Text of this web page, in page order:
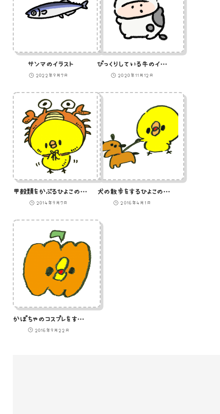
サンマのイラスト
2022年9月7日
びっくりしている牛のイラスト
2020年11月12日
甲殻類をかぶるひよこのイラスト
2014年9月7日
犬の散歩をするひよこのイラスト
2016年4月1日
かぼちゃのコスプレをするひよこのイラスト
2016年9月22日